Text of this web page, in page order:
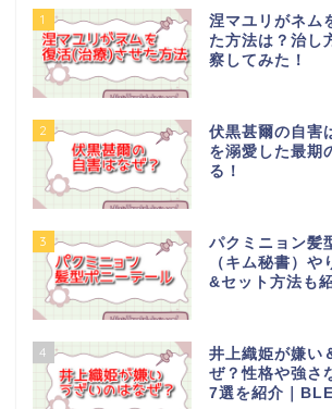
1
涅マユリがネム
た方法は？治し
察してみた！
2
伏黒甚爾の自害
を溺愛した最期
る！
3
パクミニョン髪
（キム秘書）や
&セット方法も
4
井上織姫が嫌い
ぜ？性格や強さ
7選を紹介｜